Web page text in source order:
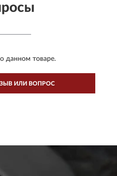
данном товаре.
ИЛИ ВОПРОС